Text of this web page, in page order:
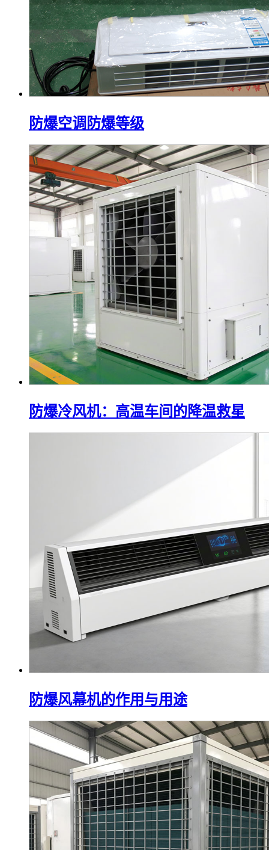
防爆空调防爆等级
防爆冷风机：高温车间的降温救星
防爆风幕机的作用与用途